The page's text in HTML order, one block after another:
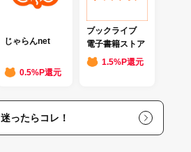
じゃらんnet
0.5%P還元
ブックライブ
電子書籍ストア
1.5%P還元
迷ったらコレ！